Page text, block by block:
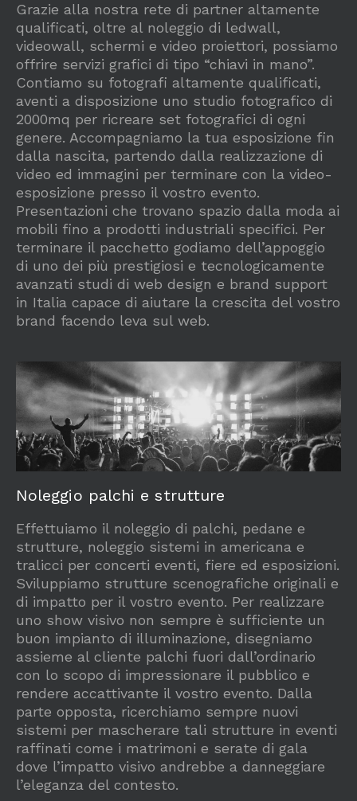
Grazie alla nostra rete di partner altamente
qualificati, oltre al noleggio di ledwall,
videowall, schermi e video proiettori, possiamo
offrire servizi grafici di tipo “chiavi in mano”.
Contiamo su fotografi altamente qualificati,
aventi a disposizione uno studio fotografico di
2000mq per ricreare set fotografici di ogni
genere. Accompagniamo la tua esposizione fin
dalla nascita, partendo dalla realizzazione di
video ed immagini per terminare con la video-
esposizione presso il vostro evento.
Presentazioni che trovano spazio dalla moda ai
mobili fino a prodotti industriali specifici. Per
terminare il pacchetto godiamo dell’appoggio
di uno dei più prestigiosi e tecnologicamente
avanzati studi di web design e brand support
in Italia capace di aiutare la crescita del vostro
brand facendo leva sul web.
Noleggio palchi e strutture
Effettuiamo il noleggio di palchi, pedane e
strutture, noleggio sistemi in americana e
tralicci per concerti eventi, fiere ed esposizioni.
Sviluppiamo strutture scenografiche originali e
di impatto per il vostro evento. Per realizzare
uno show visivo non sempre è sufficiente un
buon impianto di illuminazione, disegniamo
assieme al cliente palchi fuori dall’ordinario
con lo scopo di impressionare il pubblico e
rendere accattivante il vostro evento. Dalla
parte opposta, ricerchiamo sempre nuovi
sistemi per mascherare tali strutture in eventi
raffinati come i matrimoni e serate di gala
dove l’impatto visivo andrebbe a danneggiare
l’eleganza del contesto.